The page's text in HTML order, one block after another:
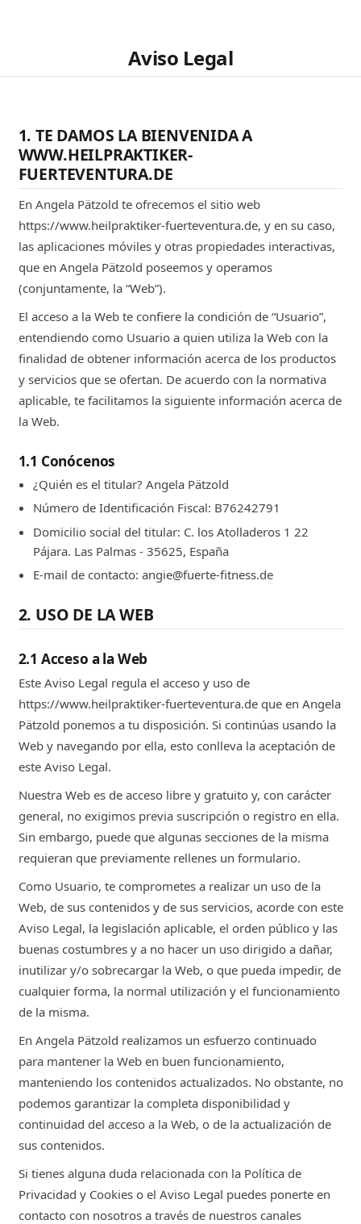
Aviso Legal
1. TE DAMOS LA BIENVENIDA A
WWW.HEILPRAKTIKER-
FUERTEVENTURA.DE
En Angela Pätzold te ofrecemos el sitio web
https://www.heilpraktiker-fuerteventura.de, y en su caso,
las aplicaciones móviles y otras propiedades interactivas,
que en Angela Pätzold poseemos y operamos
(conjuntamente, la “Web”).
El acceso a la Web te confiere la condición de “Usuario”,
entendiendo como Usuario a quien utiliza la Web con la
finalidad de obtener información acerca de los productos
y servicios que se ofertan. De acuerdo con la normativa
aplicable, te facilitamos la siguiente información acerca de
la Web.
1.1 Conócenos
¿Quién es el titular? Angela Pätzold
Número de Identificación Fiscal: B76242791
Domicilio social del titular: C. los Atolladeros 1 22
Pájara. Las Palmas - 35625, España
E-mail de contacto: angie@fuerte-fitness.de
2. USO DE LA WEB
2.1 Acceso a la Web
Este Aviso Legal regula el acceso y uso de
https://www.heilpraktiker-fuerteventura.de que en Angela
Pätzold ponemos a tu disposición. Si continúas usando la
Web y navegando por ella, esto conlleva la aceptación de
este Aviso Legal.
Nuestra Web es de acceso libre y gratuito y, con carácter
general, no exigimos previa suscripción o registro en ella.
Sin embargo, puede que algunas secciones de la misma
requieran que previamente rellenes un formulario.
Como Usuario, te comprometes a realizar un uso de la
Web, de sus contenidos y de sus servicios, acorde con este
Aviso Legal, la legislación aplicable, el orden público y las
buenas costumbres y a no hacer un uso dirigido a dañar,
inutilizar y/o sobrecargar la Web, o que pueda impedir, de
cualquier forma, la normal utilización y el funcionamiento
de la misma.
En Angela Pätzold realizamos un esfuerzo continuado
para mantener la Web en buen funcionamiento,
manteniendo los contenidos actualizados. No obstante, no
podemos garantizar la completa disponibilidad y
continuidad del acceso a la Web, o de la actualización de
sus contenidos.
Si tienes alguna duda relacionada con la Política de
Privacidad y Cookies o el Aviso Legal puedes ponerte en
contacto con nosotros a través de nuestros canales